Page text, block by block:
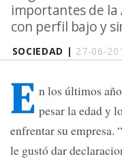
SOCIEDAD | 27-06-
importantes de la
con perfil bajo y
E n los últimos
pesar la edad y
enfrentar su empresa.
le gustó dar